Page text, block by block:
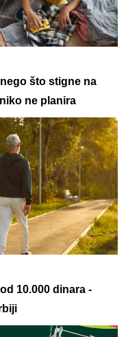
što stigne na
ne planira
10.000 dinara -